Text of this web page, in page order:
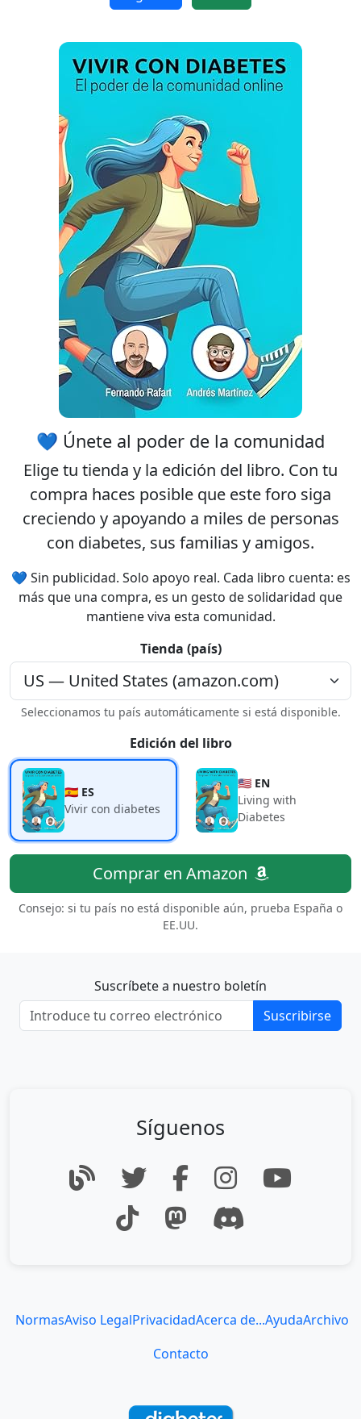
💙 Únete al poder de la comunidad
Elige tu tienda y la edición del libro. Con tu
compra haces posible que este foro siga
creciendo y apoyando a miles de personas
con diabetes, sus familias y amigos.
💙 Sin publicidad. Solo apoyo real. Cada libro cuenta: es
más que una compra, es un gesto de solidaridad que
mantiene viva esta comunidad.
Tienda (país)
Seleccionamos tu país automáticamente si está disponible.
Edición del libro
🇪🇸 ES
Vivir con diabetes
🇺🇸 EN
Living with
Diabetes
Comprar en Amazon
Consejo: si tu país no está disponible aún, prueba España o
EE.UU.
cookies para garantizar
que obtengas la mejor
experiencia en nuestro
Leer más sobre las cookies
Disfruta del foro sin
publicidad
El registro es
completamente gratuito.
Los usuarios registrados
pueden participar en la
comunidad y navegar por el
foro sin publicidad.
Rechazar
Aceptar
registro
Suscríbete a nuestro boletín
Suscribirse
Síguenos
NormasAviso LegalPrivacidadAcerca de...AyudaArchivo
Contacto